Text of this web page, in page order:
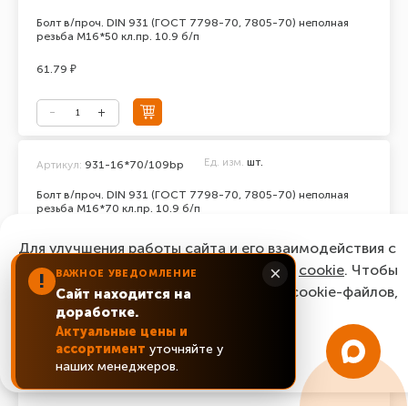
Болт в/проч. DIN 931 (ГОСТ 7798-70, 7805-70) неполная
резьба М16*50 кл.пр. 10.9 б/п
61.79 ₽
Болт в/проч. DIN 931 (ГОСТ 7798-70, 7805-70) неполная
резьба М16*70 кл.пр. 10.9 б/п
Артикул: 931-16*70/109bp Ед. изм. шт.
Болт в/проч. DIN 931 (ГОСТ 7798-70, 7805-70) неполная
Артикул: 931-20*150/129bp
! ВАЖНОЕ УВЕДОМЛЕНИЕ
Сайт находится на
доработке.
Актуальные цены и
ассортимент уточняйте у
наших менеджеров.
×
Для улучшения работы сайта и его взаимодействия с
пользователями мы используем файлы cookie. Чтобы
согласиться с нашим использованием cookie-файлов,
нажмите “Ок, понятно!”
ОК, понятно!